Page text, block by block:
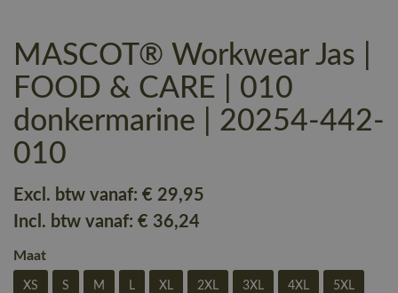
MASCOT® Workwear Jas |
FOOD & CARE | 010
donkermarine | 20254-442-
010
Excl. btw vanaf: € 29,95
Incl. btw vanaf: € 36,24
Maat
XS S M L XL 2XL 3XL 4XL 5XL